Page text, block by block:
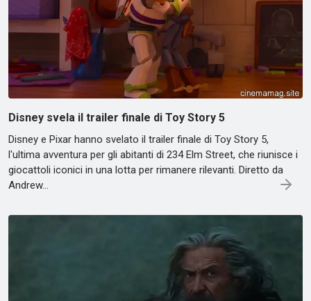
Disney svela il trailer finale di Toy Story 5
Disney e Pixar hanno svelato il trailer finale di Toy Story 5,
l'ultima avventura per gli abitanti di 234 Elm Street, che riunisce i
giocattoli iconici in una lotta per rimanere rilevanti. Diretto da
Andrew…